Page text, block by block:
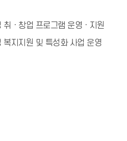
취ㆍ창업 프로그램 운영ㆍ지원
복지지원 및 특성화 사업 운영